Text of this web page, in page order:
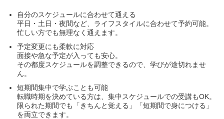
自分のスケジュールに合わせて通える
平日・土日・夜間など、ライフスタイルに合わせて予約可能。
忙しい方でも無理なく通えます。
予定変更にも柔軟に対応
面接や急な予定が入っても安心。
その都度スケジュールを調整できるので、学びが途切れませ
ん。
短期間集中で学ぶことも可能
転職時期を決めている方は、集中スケジュールでの受講もOK。
限られた期間でも「きちんと覚える」「短期間で身につける」
を両立できます。